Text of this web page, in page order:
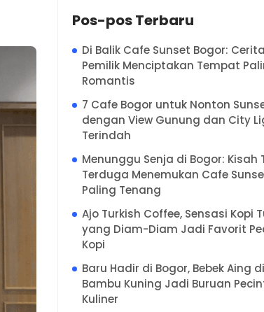
Pos-pos Terbaru
Di Balik Cafe Sunset Bogor: Cerita
Pemilik Menciptakan Tempat
Romantis
7 Cafe Bogor untuk Nonton
dengan View Gunung dan City
Terindah
Menunggu Senja di Bogor: Kisah
Terduga Menemukan Cafe
Paling Tenang
Ajo Turkish Coffee, Sensasi Kopi
yang Diam-Diam Jadi Favorit
Kopi
Baru Hadir di Bogor, Bebek Aing di
Bambu Kuning Jadi Buruan
Kuliner